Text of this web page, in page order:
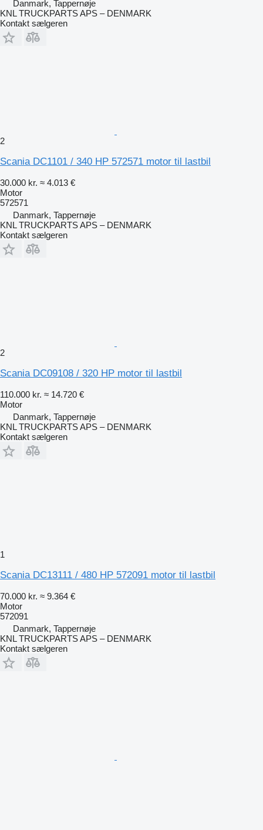
Danmark, Tappernøje
KNL TRUCKPARTS APS – DENMARK
Kontakt sælgeren
2
Scania DC1101 / 340 HP 572571 motor til lastbil
30.000 kr. ≈ 4.013 €
Motor
572571
Danmark, Tappernøje
KNL TRUCKPARTS APS – DENMARK
Kontakt sælgeren
2
Scania DC09108 / 320 HP motor til lastbil
110.000 kr. ≈ 14.720 €
Motor
Danmark, Tappernøje
KNL TRUCKPARTS APS – DENMARK
Kontakt sælgeren
1
Scania DC13111 / 480 HP 572091 motor til lastbil
70.000 kr. ≈ 9.364 €
Motor
572091
Danmark, Tappernøje
KNL TRUCKPARTS APS – DENMARK
Kontakt sælgeren